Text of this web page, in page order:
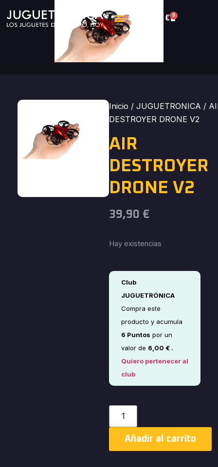
€ 0
Inicio / JUGUETRONICA /
DESTROYER DRONE V2
AIR
DESTROYER
DRONE V2
39,90 €
Hay existencias
Club
JUGUETRÓNICA
Compra este
producto y acumula
6 Puntos por un
valor de 6,00 € .
Quiero pertenecer al
club
Añadir al carrito